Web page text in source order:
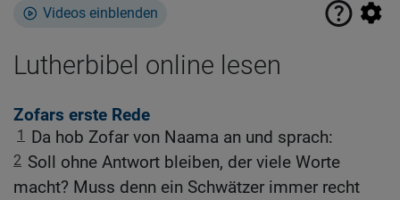
Videos einblenden
Lutherbibel online lesen
Zofars erste Rede
1 Da hob Zofar von Naama an und sprach:
2 Soll ohne Antwort bleiben, der viele Worte
macht? Muss denn ein Schwätzer immer recht